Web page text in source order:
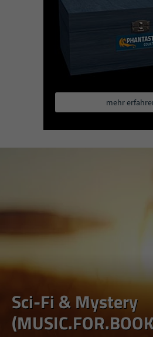
mehr
Sci-Fi & Mystery